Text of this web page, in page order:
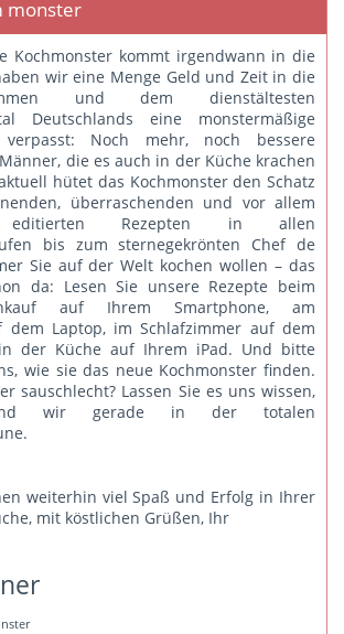
monster
Kochmonster kommt irgendwann in die
wir eine Menge Geld und Zeit in die
und dem dienstältesten
Deutschlands eine monstermäßige
verpasst: Noch mehr, noch bessere
die es auch in der Küche krachen
hütet das Kochmonster den Schatz
überraschenden und vor allem
editierten Rezepten in allen
bis zum sternegekrönten Chef de
Sie auf der Welt kochen wollen – das
da: Lesen Sie unsere Rezepte beim
auf Ihrem Smartphone, am
dem Laptop, im Schlafzimmer auf dem
der Küche auf Ihrem iPad. Und bitte
, wie sie das neue Kochmonster finden.
sauschlecht? Lassen Sie es uns wissen,
wir gerade in der totalen
weiterhin viel Spaß und Erfolg in Ihrer
mit köstlichen Grüßen, Ihr